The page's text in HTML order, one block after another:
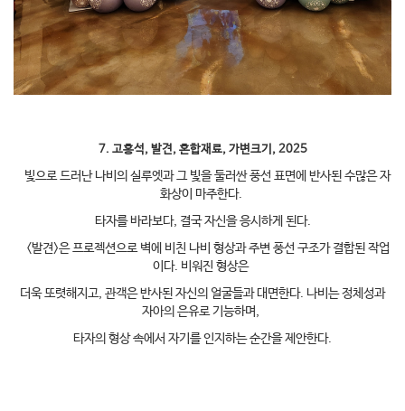
7. 고홍석, 발견, 혼합재료, 가변크기, 2025
빛으로 드러난 나비의 실루엣과 그 빛을 둘러싼 풍선 표면에 반사된 수많은 자
화상이 마주한다.
타자를 바라보다, 결국 자신을 응시하게 된다.
<발견>은 프로젝션으로 벽에 비친 나비 형상과 주변 풍선 구조가 결합된 작업
이다. 비워진 형상은
더욱 또렷해지고, 관객은 반사된 자신의 얼굴들과 대면한다. 나비는 정체성과
자아의 은유로 기능하며,
타자의 형상 속에서 자기를 인지하는 순간을 제안한다.